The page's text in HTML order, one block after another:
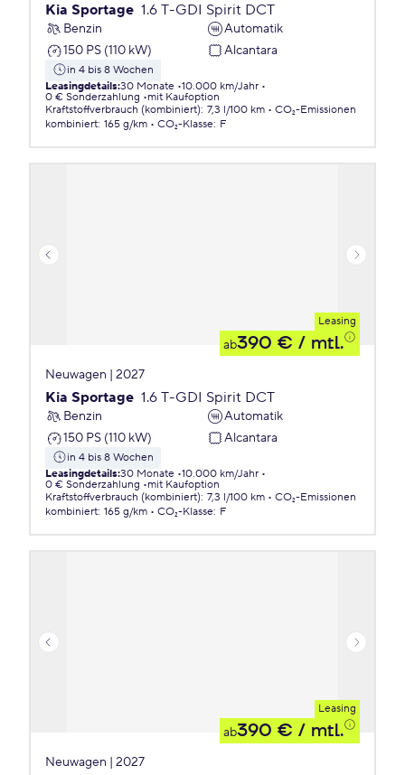
Kia Sportage 1.6 T-GDI Spirit DCT
Benzin
Automatik
150 PS (110 kW)
Alcantara
in 4 bis 8 Wochen
Leasingdetails:30 Monate 10.000 km/Jahr
0 € Sonderzahlung
mit Kaufoption
Kraftstoffverbrauch (kombiniert): 7,3 l/100 km
CO₂-Emissionen
kombiniert: 165 g/km CO₂-Klasse: F
Leasing
ab390 € / mtl.
Neuwagen | 2027
Kia Sportage 1.6 T-GDI Spirit DCT
Benzin
Automatik
150 PS (110 kW)
Alcantara
in 4 bis 8 Wochen
Leasingdetails:30 Monate 10.000 km/Jahr
0 € Sonderzahlung
mit Kaufoption
Kraftstoffverbrauch (kombiniert): 7,3 l/100 km
CO₂-Emissionen
kombiniert: 165 g/km CO₂-Klasse: F
Leasing
ab390 € / mtl.
Neuwagen | 2027